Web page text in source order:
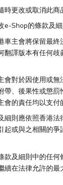
時更改或取消此商
e-Shop的條款及細
車主會將保留最終
翻譯版本有任何
會對於因使用或無
帶、後果性或懲
的責任均以支付
細則應依照香港
起或與之相關的
款及細則中的任
續在法律允許的最